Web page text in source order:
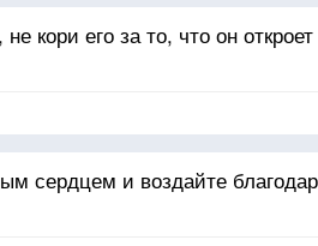
кори его за то, что он
сердцем и воздайте